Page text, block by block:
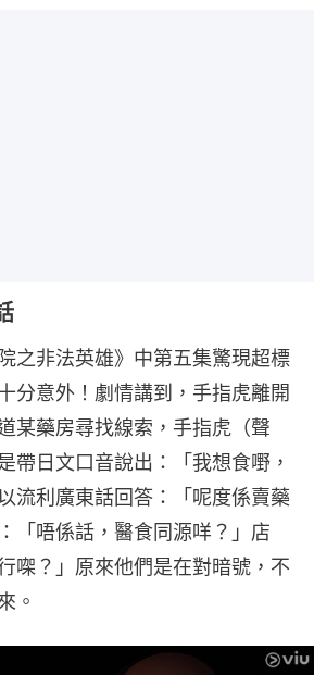
之非法英雄》中第五集驚現超標
分意外！劇情講到，手指虎離開
某藥房尋找線索，手指虎（聲
帶日文口音說出：「我想食嘢，
流利廣東話回答：「呢度係賣藥
「唔係話，醫食同源咩？」店
㗎？」原來他們是在對暗號，不
。